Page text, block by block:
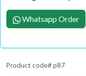
Whatsapp Order
Product code# p87